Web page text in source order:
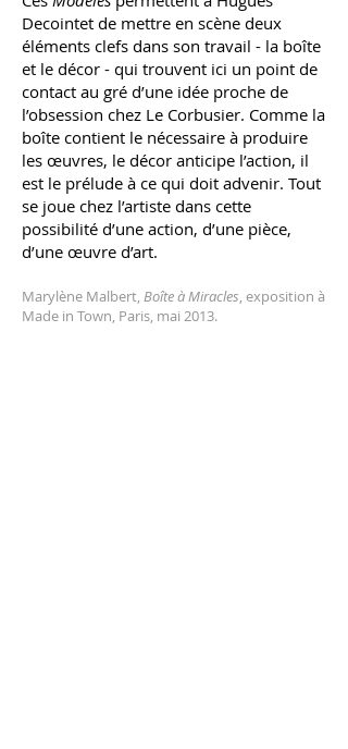
Decointet de mettre en scène deux
éléments clefs dans son travail - la boîte
et le décor - qui trouvent ici un point de
contact au gré d’une idée proche de
l’obsession chez Le Corbusier. Comme la
boîte contient le nécessaire à produire
les œuvres, le décor anticipe l’action, il
est le prélude à ce qui doit advenir. Tout
se joue chez l’artiste dans cette
possibilité d’une action, d’une pièce,
d’une œuvre d’art.
Marylène Malbert, Boîte à Miracles, exposition à
Made in Town, Paris, mai 2013.